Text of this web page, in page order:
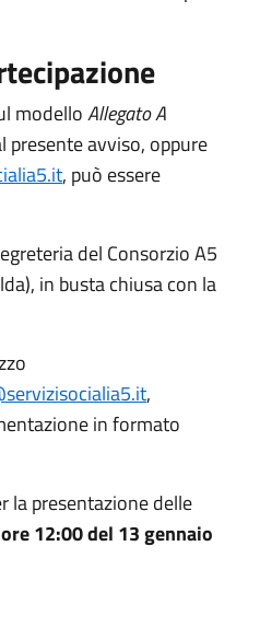
modelloAllegato A
presente avviso, oppure
, può essere
del Consorzio A5
in busta chiusa con la
,
in formato
la presentazione delle
ore 12:00 del 13 gennaio